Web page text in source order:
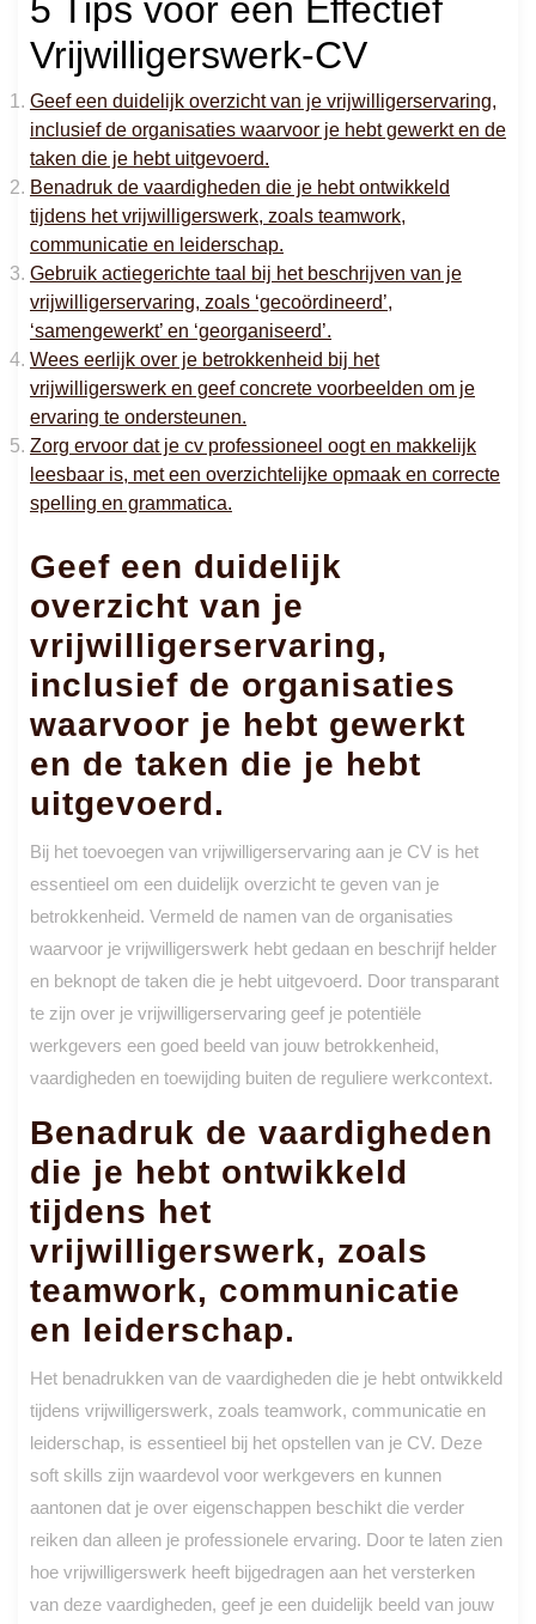
5 Tips voor een Effectief
Vrijwilligerswerk-CV
Geef een duidelijk overzicht van je vrijwilligerservaring,
inclusief de organisaties waarvoor je hebt gewerkt en de
taken die je hebt uitgevoerd.
Benadruk de vaardigheden die je hebt ontwikkeld
tijdens het vrijwilligerswerk, zoals teamwork,
communicatie en leiderschap.
Gebruik actiegerichte taal bij het beschrijven van je
vrijwilligerservaring, zoals ‘gecoördineerd’,
‘samengewerkt’ en ‘georganiseerd’.
Wees eerlijk over je betrokkenheid bij het
vrijwilligerswerk en geef concrete voorbeelden om je
ervaring te ondersteunen.
Zorg ervoor dat je cv professioneel oogt en makkelijk
leesbaar is, met een overzichtelijke opmaak en correcte
spelling en grammatica.
Geef een duidelijk
overzicht van je
vrijwilligerservaring,
inclusief de organisaties
waarvoor je hebt gewerkt
en de taken die je hebt
uitgevoerd.
Bij het toevoegen van vrijwilligerservaring aan je CV is het
essentieel om een duidelijk overzicht te geven van je
betrokkenheid. Vermeld de namen van de organisaties
waarvoor je vrijwilligerswerk hebt gedaan en beschrijf helder
en beknopt de taken die je hebt uitgevoerd. Door transparant
te zijn over je vrijwilligerservaring geef je potentiële
werkgevers een goed beeld van jouw betrokkenheid,
vaardigheden en toewijding buiten de reguliere werkcontext.
Benadruk de vaardigheden
die je hebt ontwikkeld
tijdens het
vrijwilligerswerk, zoals
teamwork, communicatie
en leiderschap.
Het benadrukken van de vaardigheden die je hebt ontwikkeld
tijdens vrijwilligerswerk, zoals teamwork, communicatie en
leiderschap, is essentieel bij het opstellen van je CV. Deze
soft skills zijn waardevol voor werkgevers en kunnen
aantonen dat je over eigenschappen beschikt die verder
reiken dan alleen je professionele ervaring. Door te laten zien
hoe vrijwilligerswerk heeft bijgedragen aan het versterken
van deze vaardigheden, geef je een duidelijk beeld van jouw